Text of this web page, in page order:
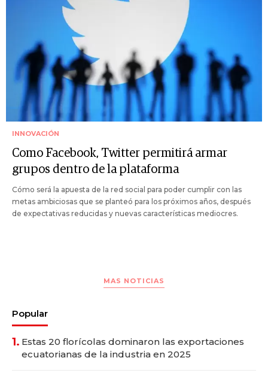
INNOVACIÓN
Como Facebook, Twitter permitirá armar
grupos dentro de la plataforma
Cómo será la apuesta de la red social para poder cumplir con las
metas ambiciosas que se planteó para los próximos años, después
de expectativas reducidas y nuevas características mediocres.
MAS NOTICIAS
Popular
1. Estas 20 florícolas dominaron las exportaciones
ecuatorianas de la industria en 2025